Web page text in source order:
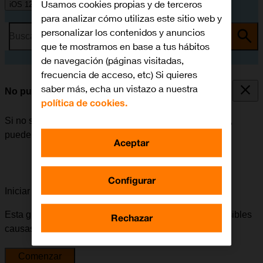
iOS 12.0
Busca por problema o tema
No puedo iniciar mi móvil
Si no se puede iniciar el móvil después de encenderlo,
puede haber varias causas al problema.
Iniciar la guía para solucionar tu problema
Esta guía te va a conducir a través de una serie de posibles
causas y soluciones al problema.
Comenzar
Usamos cookies propias y de terceros
para analizar cómo utilizas este sitio web y
personalizar los contenidos y anuncios
que te mostramos en base a tus hábitos
de navegación (páginas visitadas,
frecuencia de acceso, etc) Si quieres
saber más, echa un vistazo a nuestra
política de cookies.
Configurar
Rechazar
Aceptar